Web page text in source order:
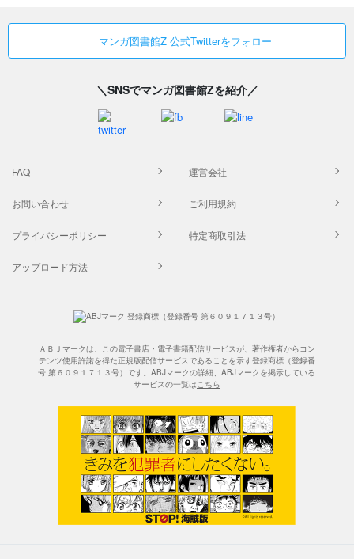
マンガ図書館Z 公式Twitterをフォロー
＼SNSでマンガ図書館Zを紹介／
FAQ 運営会社
お問い合わせ ご利用規約
プライバシーポリシー 特定商取引法
アップロード方法
ＡＢＪマークは、この電子書店・電子書籍配信サービスが、著作権者からコン
テンツ使用許諾を得た正規版配信サービスであることを示す登録商標（登録番
号 第６０９１７１３号）です。ABJマークの詳細、ABJマークを掲示している
サービスの一覧はこちら